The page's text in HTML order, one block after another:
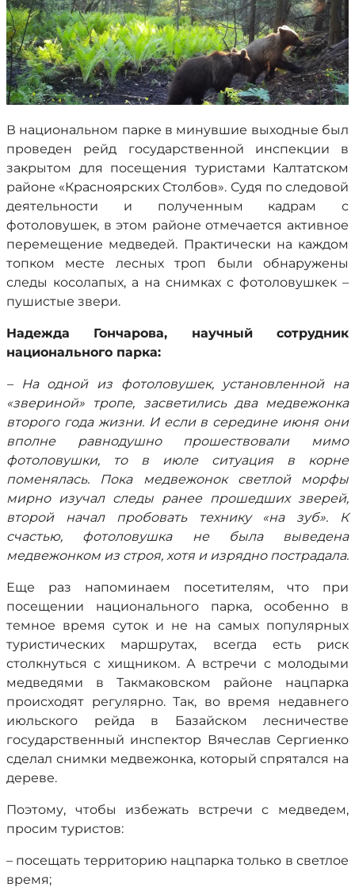
В национальном парке в минувшие выходные был
проведен рейд государственной инспекции в
закрытом для посещения туристами Калтатском
районе «Красноярских Столбов». Судя по следовой
деятельности и полученным кадрам с
фотоловушек, в этом районе отмечается активное
перемещение медведей. Практически на каждом
топком месте лесных троп были обнаружены
следы косолапых, а на снимках с фотоловушкек –
пушистые звери.
Надежда Гончарова, научный сотрудник
национального парка:
– На одной из фотоловушек, установленной на
«звериной» тропе, засветились два медвежонка
второго года жизни. И если в середине июня они
вполне равнодушно прошествовали мимо
фотоловушки, то в июле ситуация в корне
поменялась. Пока медвежонок светлой морфы
мирно изучал следы ранее прошедших зверей,
второй начал пробовать технику «на зуб». К
счастью, фотоловушка не была выведена
медвежонком из строя, хотя и изрядно пострадала.
Еще раз напоминаем посетителям, что при
посещении национального парка, особенно в
темное время суток и не на самых популярных
туристических маршрутах, всегда есть риск
столкнуться с хищником. А встречи с молодыми
медведями в Такмаковском районе нацпарка
происходят регулярно. Так, во время недавнего
июльского рейда в Базайском лесничестве
государственный инспектор Вячеслав Сергиенко
сделал снимки медвежонка, который спрятался на
дереве.
Поэтому, чтобы избежать встречи с медведем,
просим туристов:
– посещать территорию нацпарка только в светлое
время;